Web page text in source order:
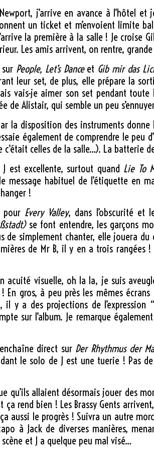
j’arrive en avance à l’hôtel
un ticket et m’envoient limite
la première à la salle ! Je croise
Les amis arrivent, on rentre,
People, Let’s Danceet Gib mir das
leur set, de plus, elle prépare la
vais-je aimer son set pendant
Alistair, qui semble un peu
la disposition des instruments donne
également de comprendre le peu
celles de la salle…). La batterie
est excellente, surtout quand Lie To
message habituel de l’étiquette en
!
pour Every Valley, dans l’obscurité et
se font entendre, les garçons
de simplement chanter, elle jouera
de Mr B, il y en a trois
visuelle, oh la la, je suis
gros, à peu près les mêmes
y a des projections de l’expression
sur l’album. Je remarque
direct sur Der Rhythmus der
le solo de J est une tuerie ! Pas
qu’ils allaient désormais jouer des
rend bien ! Les Brassy Gents
aussi le progrès ! Suivra un autre
à Jack de diverses manières,
et J a quelque peu mal visé…